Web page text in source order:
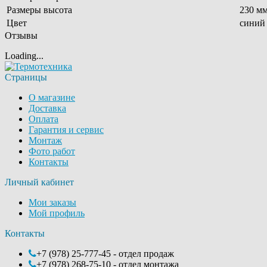
Размеры высота
230
Цвет
синий
Отзывы
Loading...
Страницы
О магазине
Доставка
Оплата
Гарантия и сервис
Монтаж
Фото работ
Контакты
Личный кабинет
Мои заказы
Мой профиль
Контакты
+7 (978) 25-777-45 - отдел продаж
+7 (978) 268-75-10 - отдел монтажа